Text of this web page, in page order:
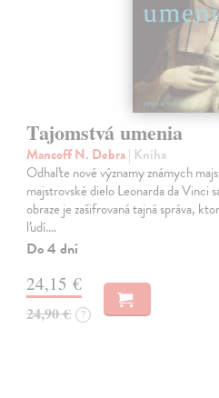
Tajomstvá umenia
Mancoff N. Debra| Kniha
Odhaľte nové významy známych
majstrovské dielo Leonarda da Vinci
obraze je zašifrovaná tajná správa,
ľudí.…
Do 4 dní
24,15 €
24,90 € ?